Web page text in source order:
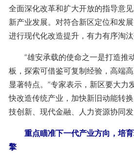
全面深化改革和扩大开放的指导意
新产业发展。对符合新区定位和发
进行现代化改造提升，有力有序淘汰
“雄安承载的使命之一是打造推
板，探索可借鉴可复制经验，高端
显著特点。”专家表示，新区要大力
快改造传统产业，加快新旧动能转
技创新、现代金融、人力资源协同发
重点瞄准下一代产业方向，培
擎